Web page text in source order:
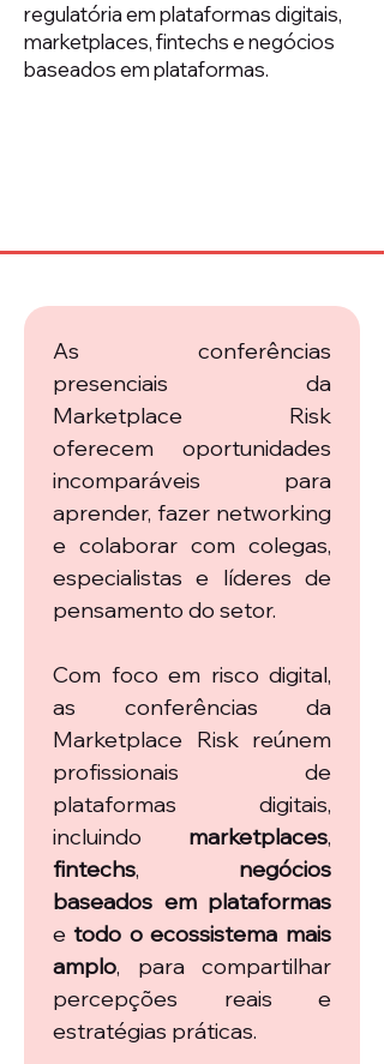
regulatória em plataformas digitais,
marketplaces, fintechs e negócios
baseados em plataformas.
As conferências
presenciais da
Marketplace Risk
oferecem oportunidades
incomparáveis para
aprender, fazer networking
e colaborar com colegas,
especialistas e líderes de
pensamento do setor.
Com foco em risco digital,
as conferências da
Marketplace Risk reúnem
profissionais de
plataformas digitais,
incluindo marketplaces
fintechs, negócios
baseados em plataformas
e todo o ecossistema mais
amplo, para compartilhar
percepções reais e
estratégias práticas.